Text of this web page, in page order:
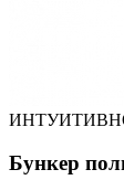
Бункер